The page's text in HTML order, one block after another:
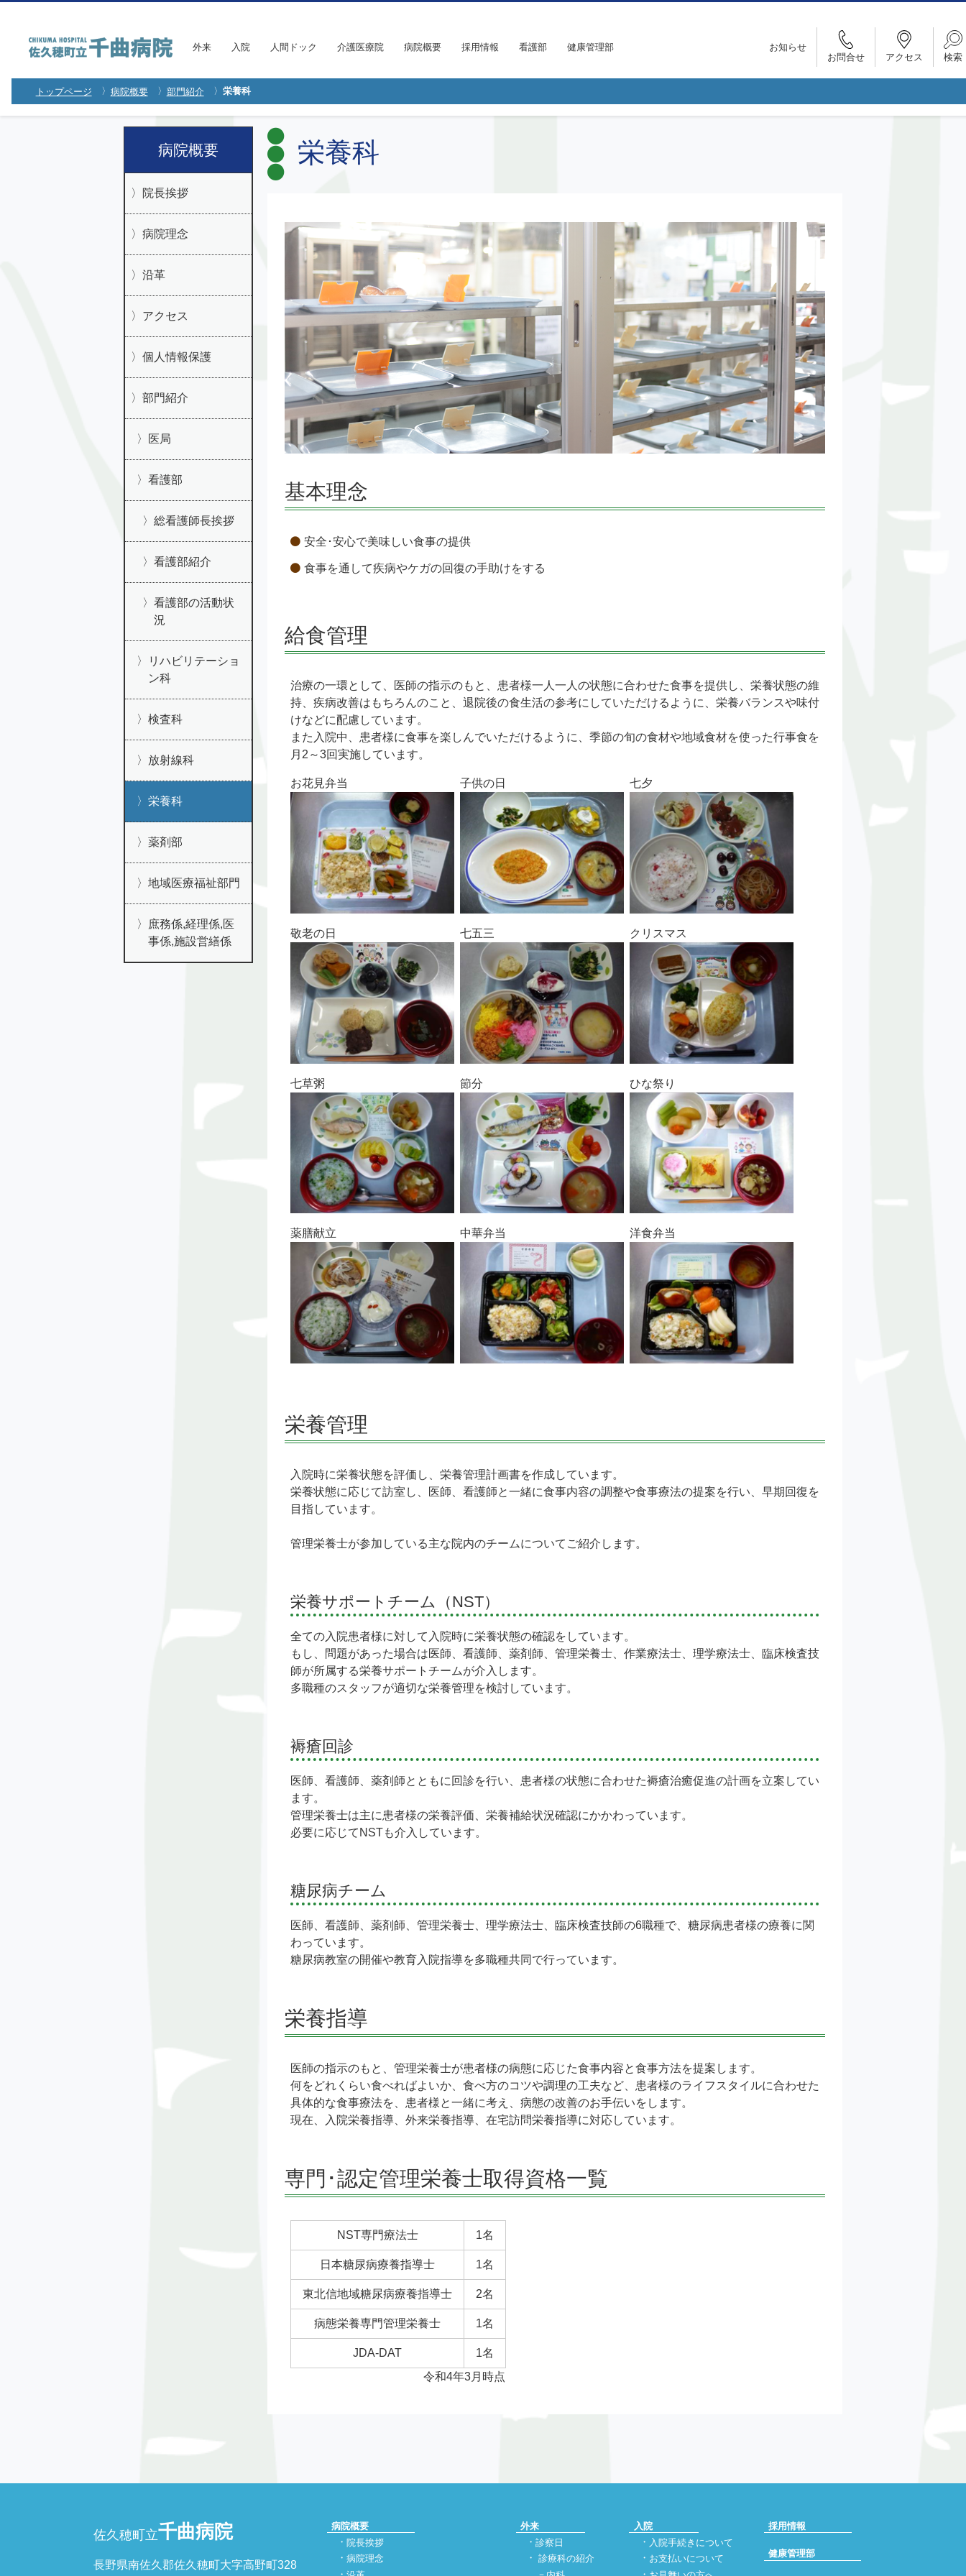
外来 入院 人間ドック 介護医療院 病院概要 採用情報 看護部 健康管理部
お知らせ
お問合せ
アクセス 検索
トップページ 病院概要 部門紹介 栄養科
病院概要
院長挨拶
病院理念
沿革
アクセス
個人情報保護
部門紹介
医局
看護部
総看護師長挨拶
看護部紹介
看護部の活動状
況
リハビリテーショ
ン科
検査科
放射線科
栄養科
薬剤部
地域医療福祉部門
庶務係,経理係,医
事係,施設営繕係
栄養科
基本理念
安全･安心で美味しい食事の提供
食事を通して疾病やケガの回復の手助けをする
給食管理
治療の一環として、医師の指示のもと、患者様一人一人の状態に合わせた食事を提供し、栄養状態の維
持、疾病改善はもちろんのこと、退院後の食生活の参考にしていただけるように、栄養バランスや味付
けなどに配慮しています。
また入院中、患者様に食事を楽しんでいただけるように、季節の旬の食材や地域食材を使った行事食を
月2～3回実施しています。
お花見弁当 子供の日 七夕
敬老の日 七五三 クリスマス
七草粥 節分 ひな祭り
薬膳献立 中華弁当 洋食弁当
栄養管理
入院時に栄養状態を評価し、栄養管理計画書を作成しています。
栄養状態に応じて訪室し、医師、看護師と一緒に食事内容の調整や食事療法の提案を行い、早期回復を
目指しています。
管理栄養士が参加している主な院内のチームについてご紹介します。
栄養サポートチーム（NST）
全ての入院患者様に対して入院時に栄養状態の確認をしています。
もし、問題があった場合は医師、看護師、薬剤師、管理栄養士、作業療法士、理学療法士、臨床検査技
師が所属する栄養サポートチームが介入します。
多職種のスタッフが適切な栄養管理を検討しています。
褥瘡回診
医師、看護師、薬剤師とともに回診を行い、患者様の状態に合わせた褥瘡治癒促進の計画を立案してい
ます。
管理栄養士は主に患者様の栄養評価、栄養補給状況確認にかかわっています。
必要に応じてNSTも介入しています。
糖尿病チーム
医師、看護師、薬剤師、管理栄養士、理学療法士、臨床検査技師の6職種で、糖尿病患者様の療養に関
わっています。
糖尿病教室の開催や教育入院指導を多職種共同で行っています。
栄養指導
医師の指示のもと、管理栄養士が患者様の病態に応じた食事内容と食事方法を提案します。
何をどれくらい食べればよいか、食べ方のコツや調理の工夫など、患者様のライフスタイルに合わせた
具体的な食事療法を、患者様と一緒に考え、病態の改善のお手伝いをします。
現在、入院栄養指導、外来栄養指導、在宅訪問栄養指導に対応しています。
専門･認定管理栄養士取得資格一覧
NST専門療法士 1名
日本糖尿病療養指導士 1名
東北信地域糖尿病療養指導士 2名
病態栄養専門管理栄養士 1名
JDA-DAT
1名
令和4年3月時点
佐久穂町立千曲病院
長野県南佐久郡佐久穂町大字高野町328
病院概要
院長挨拶
病院理念
外来
診察日
診療科の紹介
入院
入院手続きについて
お支払いについて
採用情報
健康管理部